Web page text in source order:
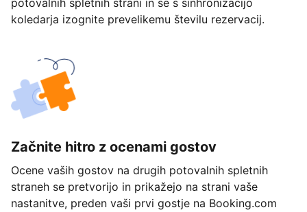
potovalnih spletnih strani in se s sinhronizacijo
koledarja izognite prevelikemu številu rezervacij.
Začnite hitro z ocenami gostov
Ocene vaših gostov na drugih potovalnih spletnih
straneh se pretvorijo in prikažejo na strani vaše
nastanitve, preden vaši prvi gostje na Booking.com